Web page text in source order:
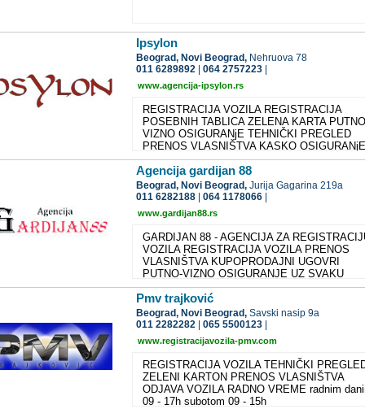
Ipsylon
Beograd, Novi Beograd, Nehruova 78
011 6289892 |064 2757223
www.agencija-ipsylon.rs
REGISTRACIJA VOZILA REGISTRACIJA
POSEBNIH TABLICA ZELENA KARTA PUTNO
VIZNO OSIGURANjE TEHNIČKI PREGLED
PRENOS VLASNIŠTVA KASKO OSIGURANjE
Agencija gardijan 88
Beograd, Novi Beograd,Jurija Gagarina 219a
011 6282188 |064 1178066
www.gardijan88.rs
GARDIJAN 88 - AGENCIJA ZA
VOZILA REGISTRACIJA VOZILA PRENOS
VLASNIŠTVA KUPOPRODAJNI UGOVRI
PUTNO-VIZNO OSIGURANJE UZ SVAKU
REGISTRACIJU, POKLON KNJIGA! Uspešno
poslovanje sa celom Srbijom Plaćanje se može
vršiti karticama: Dina, Master, Visa - odloženo
3 meseca Za klijente iz unutrašnjosti vršimo
usluge odjave i plaćanja poreza u Beogradu
Pmv trajković
Beograd, Novi Beograd,Savski nasip 9a
011 2282282 |065 5500123
www.registracijavozila-pmv.com
REGISTRACIJA VOZILA TEHNIČKI
ZELENI KARTON PRENOS VLASNIŠTVA
ODJAVA VOZILA RADNO VREME radnim
09 - 17h subotom 09 - 15h